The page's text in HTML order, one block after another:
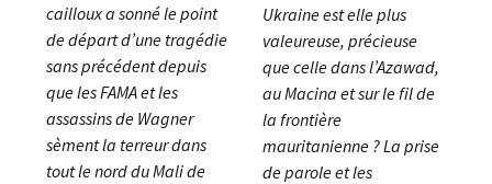
cailloux a sonné le point
de départ d’une tragédie
sans précédent depuis
que les FAMA et les
assassins de Wagner
sèment la terreur dans
tout le nord du Mali de
Ukraine est elle plus
valeureuse, précieuse
que celle dans l’Azawad,
au Macina et sur le fil de
la frontière
mauritanienne ? La prise
de parole et les